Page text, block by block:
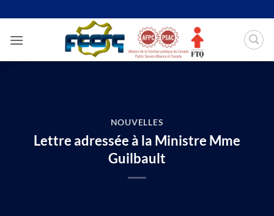
au
contenu
NOUVELLES
Lettre adressée à la Ministre Mme
Guilbault